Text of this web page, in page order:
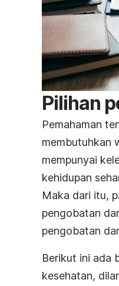
Pilihan
Pemahaman
membutuhkan
mempunyai
kehidupan
Maka dari itu,
pengobatan
pengobatan
Berikut ini ada
kesehatan,